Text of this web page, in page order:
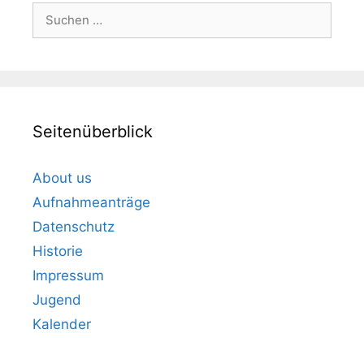
Seitenüberblick
About us
Aufnahmeanträge
Datenschutz
Historie
Impressum
Jugend
Kalender